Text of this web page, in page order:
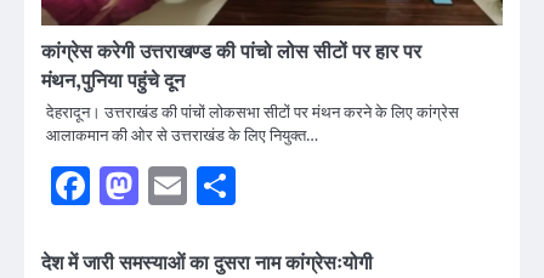
कांग्रेस करेगी उत्तराखण्ड की पांचो लोस सीटों पर हार पर
मंथन,पुनिया पहुंचे दून
देहरादून। उत्तराखंड की पांचों लोकसभा सीटों पर मंथन करने के लिए कांग्रेस
आलाकमान की ओर से उत्तराखंड के लिए नियुक्त…
Facebook
Mastodon
Email
देश में जारी समस्याओं का दुसरा नाम कांग्रेसःयोगी